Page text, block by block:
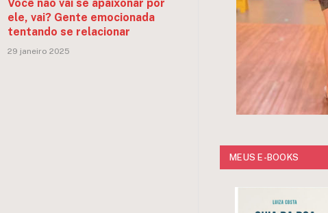
Você não vai se apaixonar por
ele, vai? Gente emocionada
tentando se relacionar
29 janeiro 2025
MEUS E-BOOKS